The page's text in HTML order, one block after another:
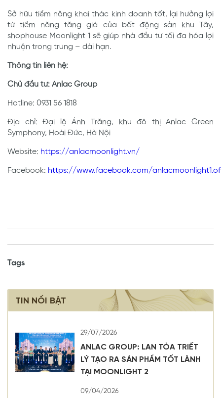
Sở hữu tiềm năng khai thác kinh doanh tốt, lại hưởng lợi
từ tiềm năng tăng giá của bất động sản khu Tây,
shophouse Moonlight 1 sẽ giúp nhà đầu tư tối đa hóa lợi
nhuận trong trung – dài hạn.
Thông tin liên hệ:
Chủ đầu tư: Anlac Group
Hotline: 0931 56 1818
Địa chỉ: Đại lộ Ánh Trăng, khu đô thị Anlac Green
Symphony, Hoài Đức, Hà Nội
Website: https://anlacmoonlight.vn/
Facebook: https://www.facebook.com/
Tags
TIN NỔI BẬT
29/07/2026
ANLAC GROUP: LAN TỎA TRIẾT
LÝ TẠO RA SẢN PHẨM TỐT LÀNH
TẠI MOONLIGHT 2
09/04/2026